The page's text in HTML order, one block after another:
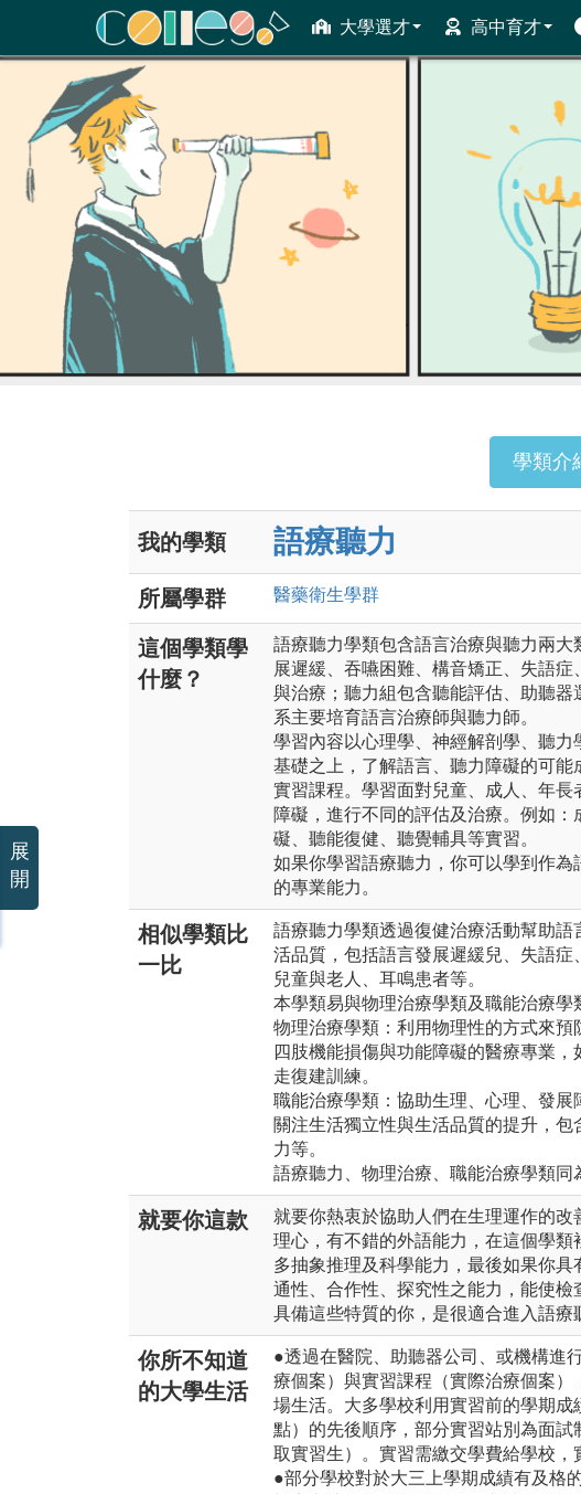
大學選才 高中育才
ColleGo! 大學選才與高中育才輔助系統
學類介
我的學類 語療聽力
所屬學群 醫藥衛生學群
這個學類學
什麼？
語療聽力學類包含語言治療與聽力兩
展遲緩、吞嚥困難、構音矯正、失語
與治療；聽力組包含聽能評估、助聽
系主要培育語言治療師與聽力師。
學習內容以心理學、神經解剖學、聽
基礎之上，了解語言、聽力障礙的可
實習課程。學習面對兒童、成人、年長
障礙，進行不同的評估及治療。例如
礙、聽能復健、聽覺輔具等實習。
如果你學習語療聽力，你可以學到作
的專業能力。
相似學類比
一比
語療聽力學類透過復健治療活動幫助
活品質，包括語言發展遲緩兒、失語
兒童與老人、耳鳴患者等。
本學類易與物理治療學類及職能治療學
物理治療學類：利用物理性的方式來預
四肢機能損傷與功能障礙的醫療專業
走復建訓練。
職能治療學類：協助生理、心理、發展
關注生活獨立性與生活品質的提升，
力等。
語療聽力、物理治療、職能治療學類同
就要你這款
就要你熱衷於協助人們在生理運作的改
理心，有不錯的外語能力，在這個學
多抽象推理及科學能力，最後如果你
通性、合作性、探究性之能力，能使檢
具備這些特質的你，是很適合進入語療
你所不知道
的大學生活
●透過在醫院、助聽器公司、或機構進
療個案）與實習課程（實際治療個案
場生活。大多學校利用實習前的學期
點）的先後順序，部分實習站別為面
取實習生）。實習需繳交學費給學校，
●部分學校對於大三上學期成績有及格
展
開